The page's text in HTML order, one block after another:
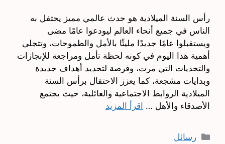
رأس السنة الميلادية هو حدث عالمي مميز يحتفل به
الناس في جميع أنحاء العالم ليودعوا عامًا مضى
ويستقبلوا عامًا جديدًا مليئًا بالأمل والطموحات، وتتجلى
أهمية هذا اليوم في كونه لحظة تأمل ومراجعة للإنجازات
والتحديات التي مرت، وفرصة لتحديد أهداف جديدة
وبدايات مشجعة، كما يعزز الاحتفال برأس السنة
الميلادية الروابط الاجتماعية والعائلية، حيث يجتمع
الأصدقاء والأهل … اقرأ المزيد
التصنيفات
رسائل